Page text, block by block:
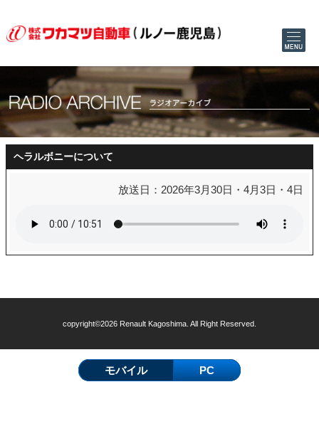
ヘラルボニーについて
放送日：2026年3月30日・4月3日・4日
copyright©2026 Renault Kagoshima. All Right Reserved.
モバイル PC